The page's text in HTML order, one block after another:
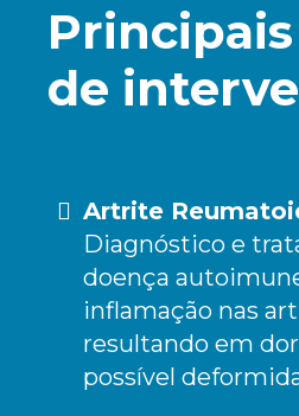
de
Artrite
Diagnóstico e
doença
inflamação nas
resultando em
possível